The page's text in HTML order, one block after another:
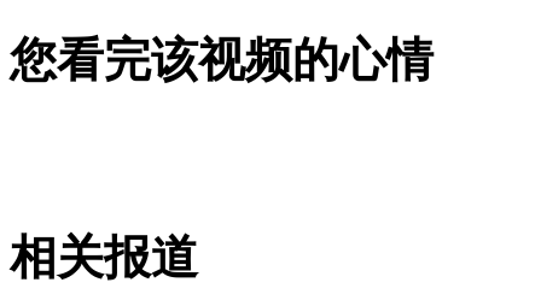
无痛分娩是否安全 医生回应
您看完该视频的心情
相关报道